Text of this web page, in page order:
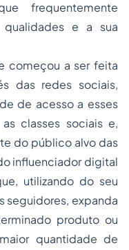
frequentemente
qualidades e a sua
começou a ser feita
das redes sociais,
de acesso a esses
classes sociais e,
do público alvo das
influenciador digital
utilizando do seu
seguidores, expanda
produto ou
quantidade de